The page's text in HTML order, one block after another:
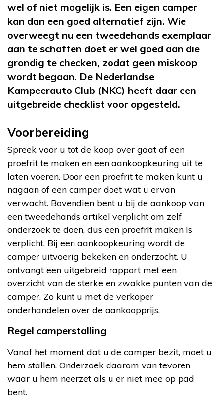
wel of niet mogelijk is. Een eigen camper
kan dan een goed alternatief zijn. Wie
overweegt nu een tweedehands exemplaar
aan te schaffen doet er wel goed aan die
grondig te checken, zodat geen miskoop
wordt begaan. De Nederlandse
Kampeerauto Club (NKC) heeft daar een
uitgebreide checklist voor opgesteld.
Voorbereiding
Spreek voor u tot de koop over gaat af een
proefrit te maken en een aankoopkeuring uit te
laten voeren. Door een proefrit te maken kunt u
nagaan of een camper doet wat u ervan
verwacht. Bovendien bent u bij de aankoop van
een tweedehands artikel verplicht om zelf
onderzoek te doen, dus een proefrit maken is
verplicht. Bij een aankoopkeuring wordt de
camper uitvoerig bekeken en onderzocht. U
ontvangt een uitgebreid rapport met een
overzicht van de sterke en zwakke punten van de
camper. Zo kunt u met de verkoper
onderhandelen over de aankoopprijs.
Regel camperstalling
Vanaf het moment dat u de camper bezit, moet u
hem stallen. Onderzoek daarom van tevoren
waar u hem neerzet als u er niet mee op pad
bent.